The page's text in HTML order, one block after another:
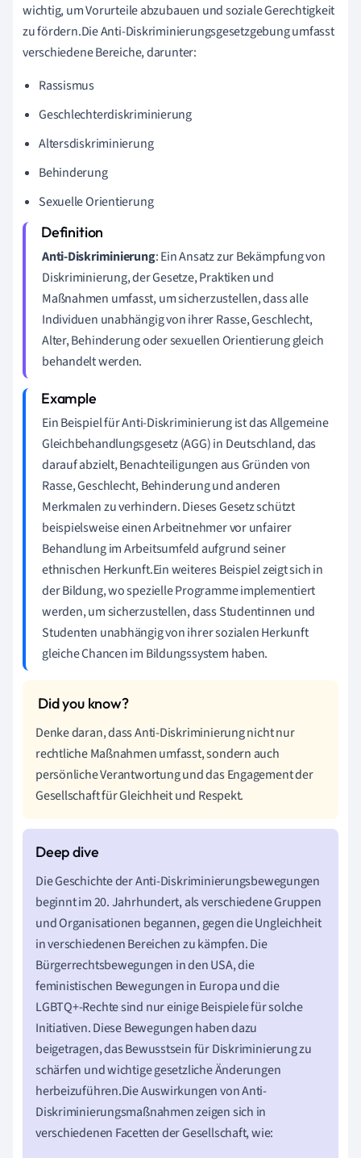
wichtig, um Vorurteile abzubauen und soziale Gerechtigkeit
zu fördern.Die Anti-Diskriminierungsgesetzgebung umfasst
verschiedene Bereiche, darunter:
Rassismus
Geschlechterdiskriminierung
Altersdiskriminierung
Behinderung
Sexuelle Orientierung
Anti-Diskriminierung: Ein Ansatz zur Bekämpfung von
Diskriminierung, der Gesetze, Praktiken und
Maßnahmen umfasst, um sicherzustellen, dass alle
Individuen unabhängig von ihrer Rasse, Geschlecht,
Alter, Behinderung oder sexuellen Orientierung gleich
behandelt werden.
Ein Beispiel für Anti-Diskriminierung ist das Allgemeine
Gleichbehandlungsgesetz (AGG) in Deutschland, das
darauf abzielt, Benachteiligungen aus Gründen von
Rasse, Geschlecht, Behinderung und anderen
Merkmalen zu verhindern. Dieses Gesetz schützt
beispielsweise einen Arbeitnehmer vor unfairer
Behandlung im Arbeitsumfeld aufgrund seiner
ethnischen Herkunft.Ein weiteres Beispiel zeigt sich in
der Bildung, wo spezielle Programme implementiert
werden, um sicherzustellen, dass Studentinnen und
Studenten unabhängig von ihrer sozialen Herkunft
gleiche Chancen im Bildungssystem haben.
Denke daran, dass Anti-Diskriminierung nicht nur
rechtliche Maßnahmen umfasst, sondern auch
persönliche Verantwortung und das Engagement der
Gesellschaft für Gleichheit und Respekt.
Die Geschichte der Anti-Diskriminierungsbewegungen
beginnt im 20. Jahrhundert, als verschiedene Gruppen
und Organisationen begannen, gegen die Ungleichheit
in verschiedenen Bereichen zu kämpfen. Die
Bürgerrechtsbewegungen in den USA, die
feministischen Bewegungen in Europa und die
LGBTQ+-Rechte sind nur einige Beispiele für solche
Initiativen. Diese Bewegungen haben dazu
beigetragen, das Bewusstsein für Diskriminierung zu
schärfen und wichtige gesetzliche Änderungen
herbeizuführen.Die Auswirkungen von Anti-
Diskriminierungsmaßnahmen zeigen sich in
verschiedenen Facetten der Gesellschaft, wie: